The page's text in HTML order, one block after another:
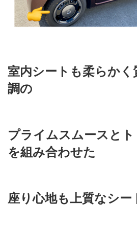
室内シートも柔らか
調の
プライムスムースと
を組み合わせた
座り心地も上質なシー